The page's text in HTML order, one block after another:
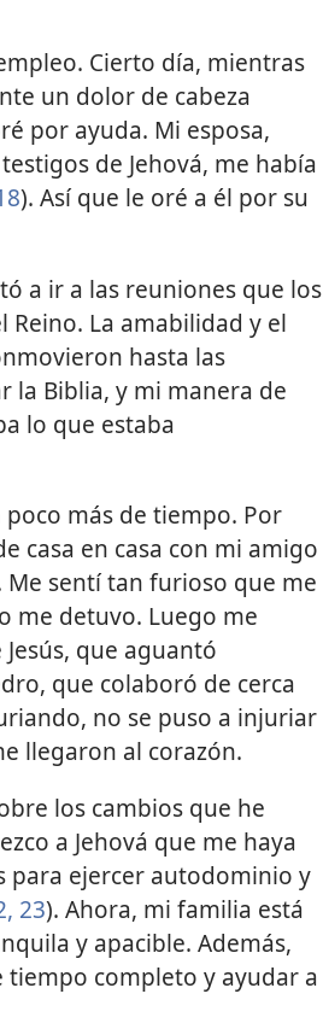
Cierto día, mientras
un dolor de cabeza
por ayuda. Mi esposa,
de Jehová, me había
). Así que le oré a él por su
a ir a las reuniones que los
Reino. La amabilidad y el
hasta las
la Biblia, y mi manera de
lo que estaba
más de tiempo. Por
casa en casa con mi amigo
sentí tan furioso que me
me detuvo. Luego me
que aguantó
que colaboró de cerca
no se puso a injuriar
llegaron al corazón.
los cambios que he
a Jehová que me haya
para ejercer autodominio y
23). Ahora, mi familia está
y apacible. Además,
completo y ayudar a